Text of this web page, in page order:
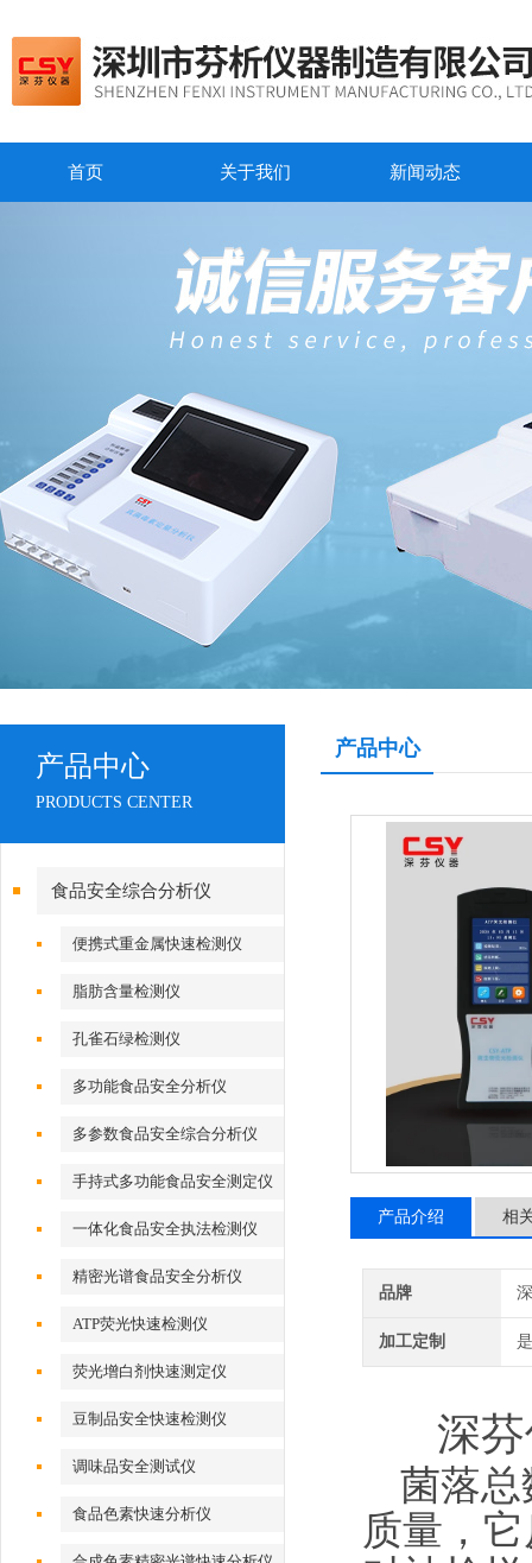
首页 关于我们 新闻动态
产品中心
PRODUCTS CENTER
食品安全综合分析仪
便携式重金属快速检测仪
脂肪含量检测仪
孔雀石绿检测仪
多功能食品安全分析仪
多参数食品安全综合分析仪
手持式多功能食品安全测定仪
一体化食品安全执法检测仪
精密光谱食品安全分析仪
ATP荧光快速检测仪
荧光增白剂快速测定仪
豆制品安全快速检测仪
调味品安全测试仪
食品色素快速分析仪
产品中心
产品介绍 相
品牌
加工定制 是
深
菌落
质量，